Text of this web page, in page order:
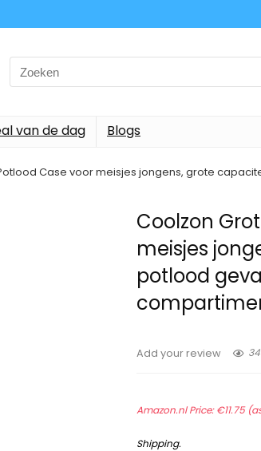
Search
for:
van de dag Blogs
Case voor meisjes jongens, grote
Coolzon
meisjes
potlood
Add your review 34
Amazon.nl Price:€11.75
Shipping.